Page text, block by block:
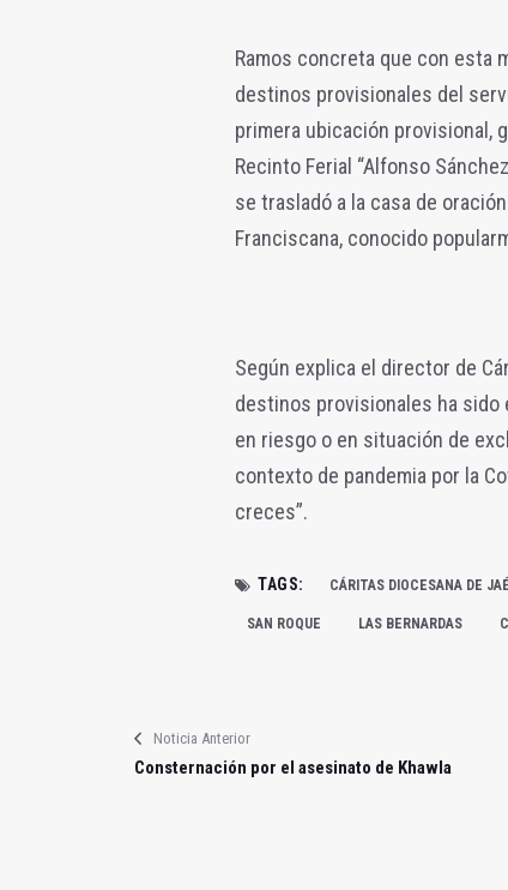
Ramos concreta que con esta
destinos provisionales del
primera ubicación provisional,
Recinto Ferial “Alfonso
se trasladó a la casa de
Franciscana, conocido
Según explica el director de
destinos provisionales ha sido
en riesgo o en situación de
contexto de pandemia por la
creces”.
TAGS: CÁRITAS DIOCESANA DE
SAN ROQUE LAS BERNARDAS
Noticia Anterior
Consternación por el asesinato de Khawla